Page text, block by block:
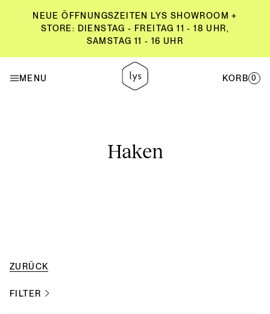
NEUE ÖFFNUNGSZEITEN LYS SHOWROOM +
STORE: DIENSTAG - FREITAG 11 - 18 UHR,
SAMSTAG 11 - 16 UHR
MENU KORB 0
STORE: DIENSTAG - FREITAG 11 - 18 UHR,
SAMSTAG 11 - 16 UHR
Haken
ZURÜCK
FILTER